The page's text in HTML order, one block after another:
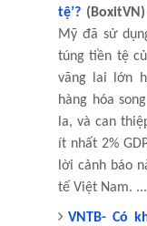
tệ’?(BoxitVN)
Mỹ đã sử
túng tiền tệ
vãng lai lớn
hàng hóa
la, và can
ít nhất 2%
lời cảnh báo
tế Việt Nam. ...
VNTB- Có